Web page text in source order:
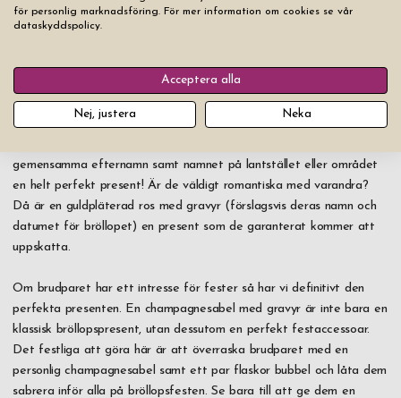
gemensamma efternamn samt namnet på lantstället eller området
en helt perfekt present! Är de väldigt romantiska med varandra?
Då är en guldpläterad ros med gravyr (förslagsvis deras namn och
datumet för bröllopet) en present som de garanterat kommer att
uppskatta.
Om brudparet har ett intresse för fester så har vi definitivt den
perfekta presenten. En champagnesabel med gravyr är inte bara en
klassisk bröllopspresent, utan dessutom en perfekt festaccessoar.
Det festliga att göra här är att överraska brudparet med en
personlig champagnesabel samt ett par flaskor bubbel och låta dem
sabrera inför alla på bröllopsfesten. Se bara till att ge dem en
för personlig marknadsföring. För mer information om cookies se vår
dataskyddspolicy.
Acceptera alla
Nej, justera Neka